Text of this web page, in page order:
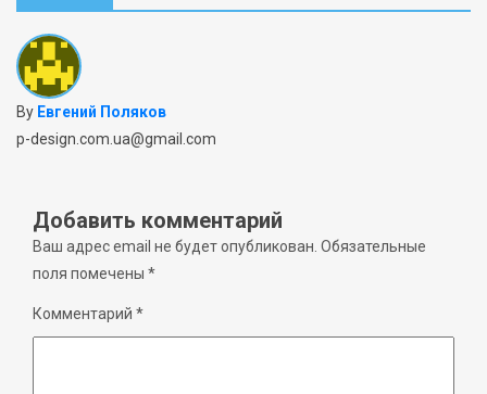
By Евгений Поляков
p-design.com.ua@gmail.com
Добавить комментарий
Ваш адрес email не будет опубликован. Обязательные
поля помечены *
Комментарий *